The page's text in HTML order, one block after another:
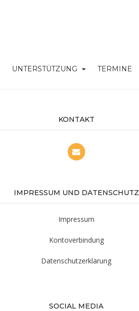
UNTERSTÜTZUNG TERMINE
KONTAKT
IMPRESSUM UND DATENSCHUTZ
Impressum
Kontoverbindung
Datenschutzerklärung
SOCIAL MEDIA